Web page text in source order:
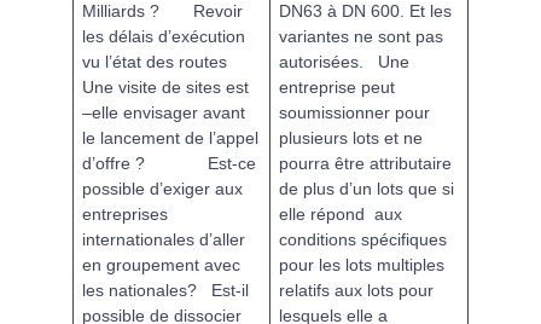
Milliards ? Revoir
les délais d’exécution
vu l’état des routes
Une visite de sites est
–elle envisager avant
le lancement de l’appel
d’offre ? Est-ce
possible d’exiger aux
entreprises
internationales d’aller
en groupement avec
les nationales? Est-il
possible de dissocier
DN63 à DN 600. Et les
variantes ne sont pas
autorisées. Une
entreprise peut
soumissionner pour
plusieurs lots et ne
pourra être attributaire
de plus d’un lots que si
elle répond aux
conditions spécifiques
pour les lots multiples
relatifs aux lots pour
lesquels elle a